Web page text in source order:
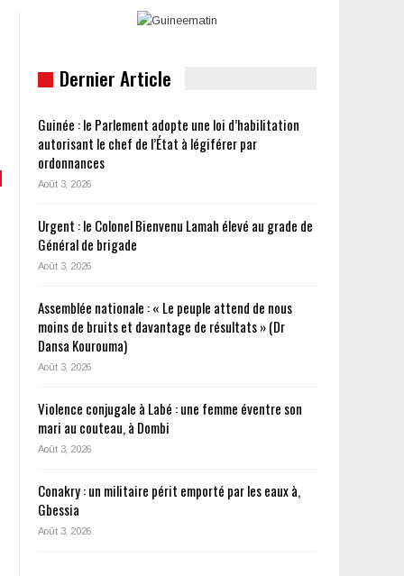
Dernier Article
Guinée : le Parlement adopte une loi d’habilitation
autorisant le chef de l’État à légiférer par
ordonnances
Août 3, 2026
Urgent : le Colonel Bienvenu Lamah élevé au grade de
Général de brigade
Août 3, 2026
Assemblée nationale : « Le peuple attend de nous
moins de bruits et davantage de résultats » (Dr
Dansa Kourouma)
Août 3, 2026
Violence conjugale à Labé : une femme éventre son
mari au couteau, à Dombi
Août 3, 2026
Conakry : un militaire périt emporté par les eaux à,
Gbessia
Août 3, 2026